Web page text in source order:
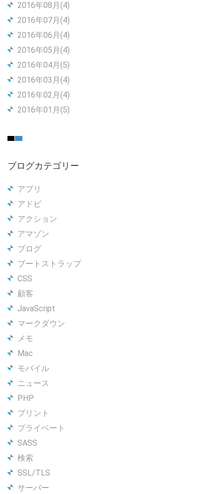
2016年08月(4)
2016年07月(4)
2016年06月(4)
2016年05月(4)
2016年04月(5)
2016年03月(4)
2016年02月(4)
2016年01月(5)
ブログカテゴリー
アプリ
アドビ
アクション
アマゾン
ブログ
ブートストラップ
CSS
顧客
JavaScript
マークダウン
メモ
Mac
モバイル
ニュース
PHP
プリント
プライベート
SASS
検索
SSL/TLS
サーバー